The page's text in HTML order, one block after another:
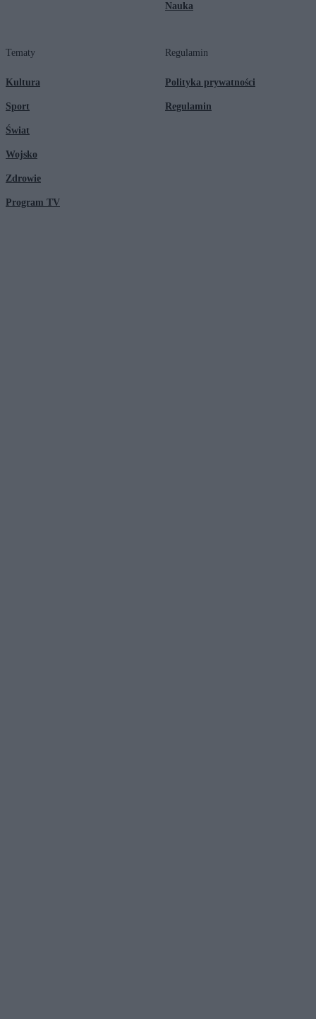
Nauka
Tematy
Kultura
Sport
Świat
Wojsko
Zdrowie
Program TV
Regulamin
Polityka prywatności
Regulamin